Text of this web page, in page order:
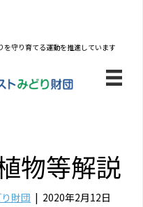
を守り育てる運動を推進しています
物等解説
財団 | 2020年2月12日